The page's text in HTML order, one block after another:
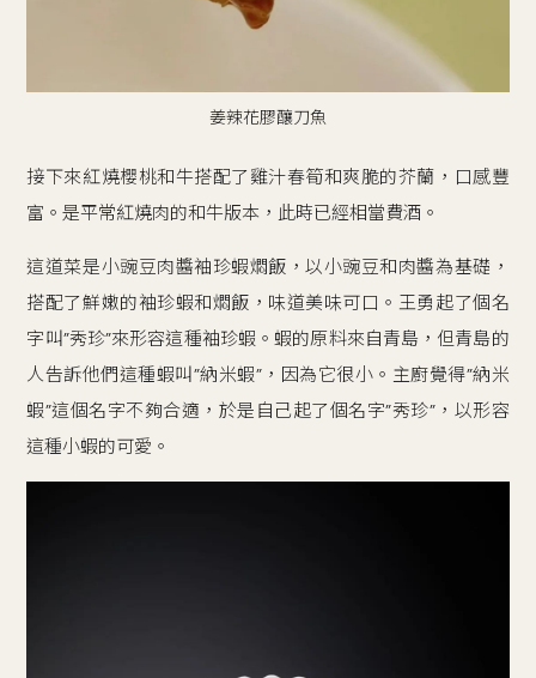
姜辣花膠釀刀魚
接下來紅燒櫻桃和牛搭配了雞汁春筍和爽脆的芥蘭，口感豐
富。是平常紅燒肉的和牛版本，此時已經相當費酒。
這道菜是小豌豆肉醬袖珍蝦燜飯，以小豌豆和肉醬為基礎，
搭配了鮮嫩的袖珍蝦和燜飯，味道美味可口。王勇起了個名
字叫”秀珍”來形容這種袖珍蝦。蝦的原料來自青島，但青島的
人告訴他們這種蝦叫”納米蝦”，因為它很小。主廚覺得”納米
蝦”這個名字不夠合適，於是自己起了個名字”秀珍”，以形容
這種小蝦的可愛。